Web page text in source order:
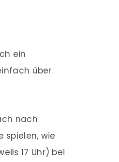
ein
über
nach
spielen, wie
17 Uhr) bei